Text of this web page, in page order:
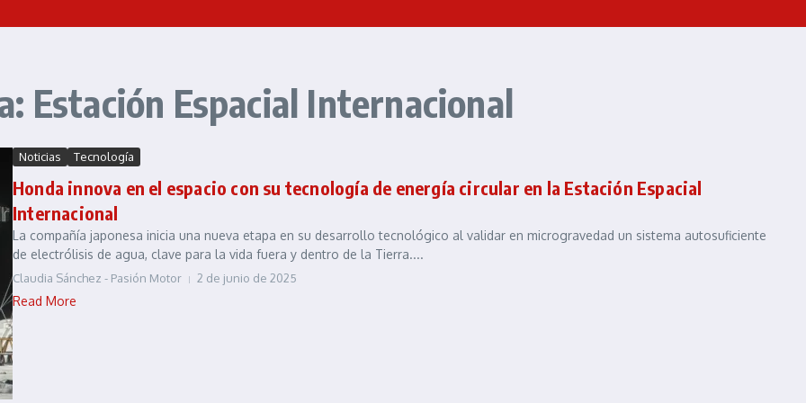
Estación Espacial Internacional
Noticias Tecnología
Honda innova en el espacio con su tecnología de energía circular en la Estación Espacial
Internacional
La compañía japonesa inicia una nueva etapa en su desarrollo tecnológico al validar en microgravedad un sistema autosuficiente
de electrólisis de agua, clave para la vida fuera y dentro de la Tierra....
Claudia Sánchez - Pasión Motor 2 de junio de 2025
Read More